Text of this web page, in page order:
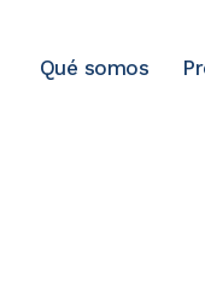
Qué somos